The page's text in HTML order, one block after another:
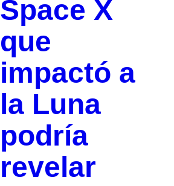
Space X
que
impactó a
la Luna
podría
revelar